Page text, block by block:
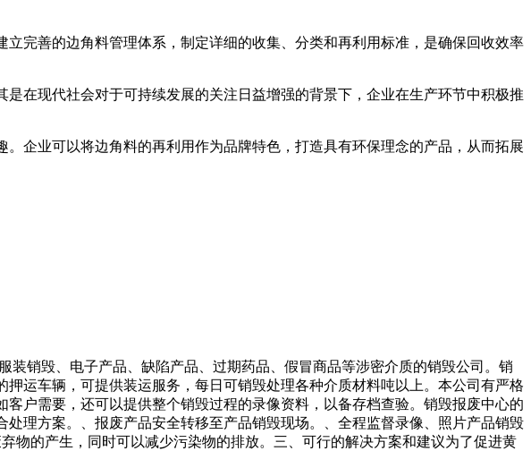
完善的边角料管理体系，制定详细的收集、分类和再利用标准，是确保回收效率
在现代社会对于可持续发展的关注日益增强的背景下，企业在生产环节中积极推
企业可以将边角料的再利用作为品牌特色，打造具有环保理念的产品，从而拓展
装销毁、电子产品、缺陷产品、过期药品、假冒商品等涉密介质的销毁公司。销
运车辆，可提供装运服务，每日可销毁处理各种介质材料吨以上。本公司有严格
户需要，还可以提供整个销毁过程的录像资料，以备存档查验。销毁报废中心的
理方案。、报废产品安全转移至产品销毁现场。、全程监督录像、照片产品销毁
物的产生，同时可以减少污染物的排放。三、可行的解决方案和建议为了促进黄